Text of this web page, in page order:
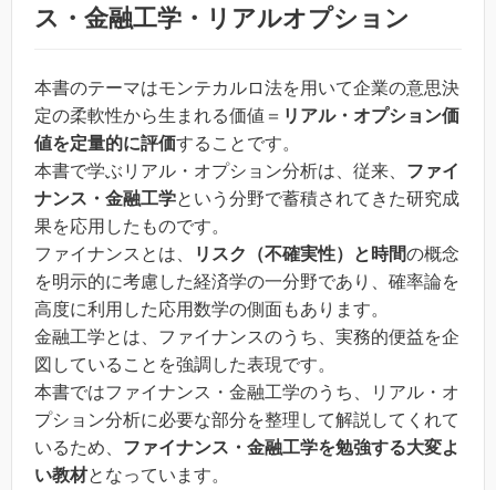
ス・金融工学・リアルオプション
本書のテーマはモンテカルロ法を用いて企業の意思決
定の柔軟性から生まれる価値＝ リアル・オプション価
値を定量的に評価することです。
本書で学ぶリアル・オプション分析は、従来、 ファイ
ナンス・金融工学という分野で蓄積されてきた研究成
果を応用したものです。
ファイナンスとは、
リスク（不確実性）と時間の概念
を明示的に考慮した経済学の一分野であり、確率論を
高度に利用した応用数学の側面もあります。
金融工学とは、ファイナンスのうち、実務的便益を企
図していることを強調した表現です。
本書ではファイナンス・金融工学のうち、リアル・オ
プション分析に必要な部分を整理して解説してくれて
いるため、 ファイナンス・金融工学を勉強する大変よ
い教材となっています。